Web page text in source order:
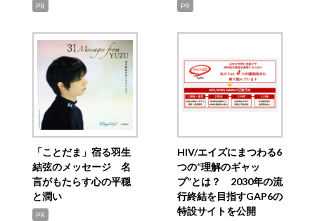
PR PR
「ことだま」宿る羽生
結弦のメッセージ 名
言がもたらす心の平穏
と潤い
PR
HIV/エイズにまつわる6
つの“理解のギャッ
プ”とは？ 2030年の流
行終結を目指すGAP6の
特設サイトを公開